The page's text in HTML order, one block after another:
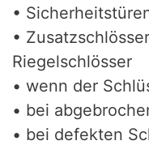
•
•
Riegelschlösser
• wenn der
• bei
• bei defekten